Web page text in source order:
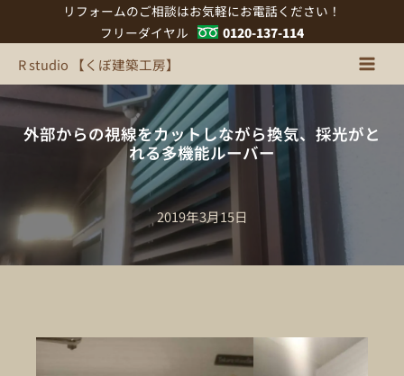
キ
リフォームのご相談はお気軽にお電話ください！
フリーダイヤル
0120-137-114
R studio 【くぼ建築工房】
外部からの視線をカットしながら換気、採光がと
れる多機能ルーバー
2019年3月15日